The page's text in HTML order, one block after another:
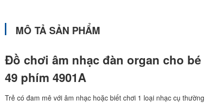
MÔ TẢ SẢN PHẨM
Đồ chơi âm nhạc đàn organ cho bé
49 phím 4901A
Trẻ có đam mê với âm nhạc hoặc biết chơi 1 loại nhạc cụ thường